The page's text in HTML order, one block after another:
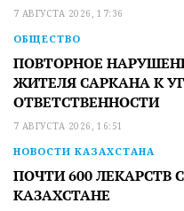
7 АВГУСТА 2026, 17:36
ОБЩЕСТВО
ПОВТОРНОЕ
ЖИТЕЛЯ САРКАНА К
ОТВЕТСТВЕННОСТИ
7 АВГУСТА 2026, 16:51
НОВОСТИ КАЗАХСТАНА
ПОЧТИ 600 ЛЕКАРСТВ
КАЗАХСТАНЕ